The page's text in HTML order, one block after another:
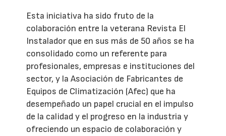
Esta iniciativa ha sido fruto de la
colaboración entre la veterana Revista El
Instalador que en sus más de 50 años se ha
consolidado como un referente para
profesionales, empresas e instituciones del
sector, y la Asociación de Fabricantes de
Equipos de Climatización (Afec) que ha
desempeñado un papel crucial en el impulso
de la calidad y el progreso en la industria y
ofreciendo un espacio de colaboración y